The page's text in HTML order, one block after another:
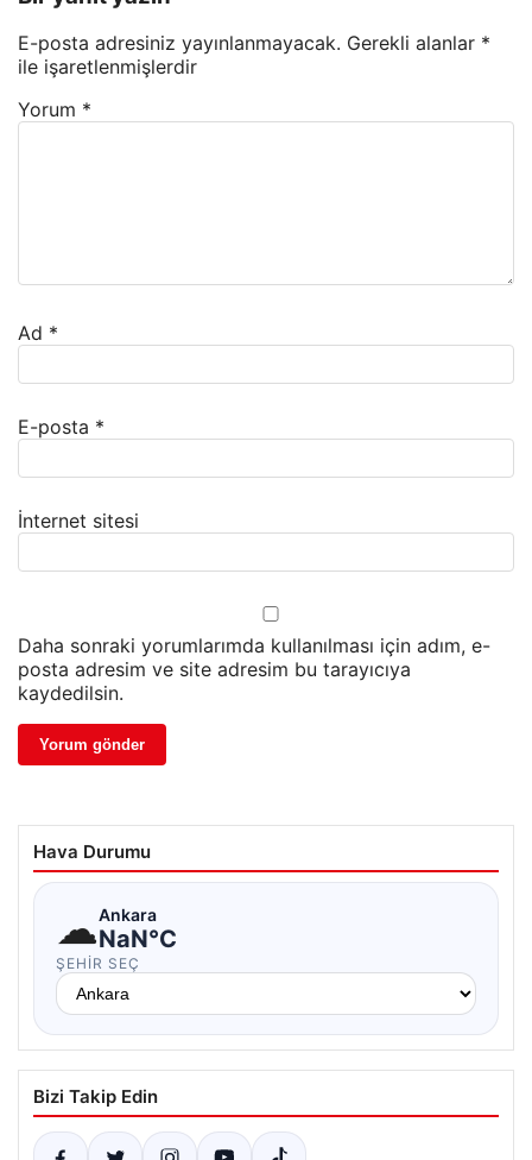
E-posta adresiniz yayınlanmayacak. Gerekli alanlar *
ile işaretlenmişlerdir
Yorum *
Ad *
E-posta *
İnternet sitesi
Daha sonraki yorumlarımda kullanılması için adım, e-
posta adresim ve site adresim bu tarayıcıya
kaydedilsin.
Hava Durumu
☁Ankara
NaN°C
ŞEHIR SEÇ
Bizi Takip Edin